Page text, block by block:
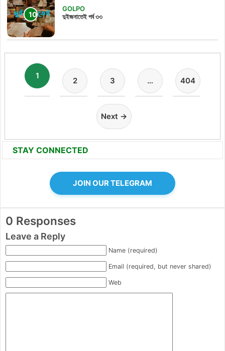
GOLPO
দুইজনাতেই পর্ব ৩৩
1
2 3 … 404
Next →
STAY CONNECTED
JOIN OUR TELEGRAM
0 Responses
Leave a Reply
Name (required)
Email (required, but never shared)
Web